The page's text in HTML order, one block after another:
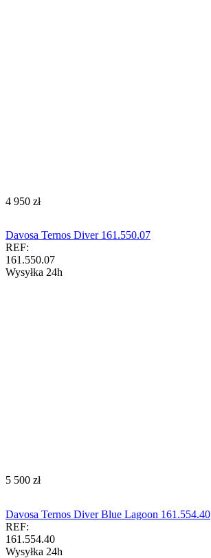
‍4 950‍ zł
Davosa Ternos Diver 161.550.07
REF:
161.550.07
Wysyłka 24h
‍5 500‍ zł
Davosa Ternos Diver Blue Lagoon 161.554.40
REF:
161.554.40
Wysyłka 24h